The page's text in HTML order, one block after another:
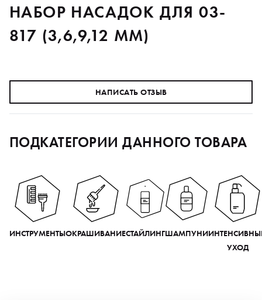
НАБОР НАСАДОК ДЛЯ 03-
817 (3,6,9,12 ММ)
НАПИСАТЬ ОТЗЫВ
ПОДКАТЕГОРИИ ДАННОГО ТОВАРА
ИНСТРУМЕНТЫОКРАШИВАНИЕСТАЙЛИНГШАМПУНИ
УХОД